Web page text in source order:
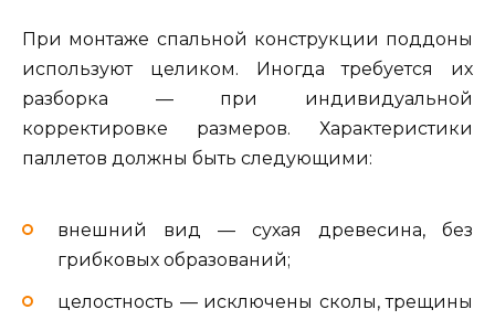
При монтаже спальной конструкции поддоны
используют целиком. Иногда требуется их
разборка — при индивидуальной
корректировке размеров. Характеристики
паллетов должны быть следующими:
внешний вид — сухая древесина, без
грибковых образований;
целостность — исключены сколы, трещины